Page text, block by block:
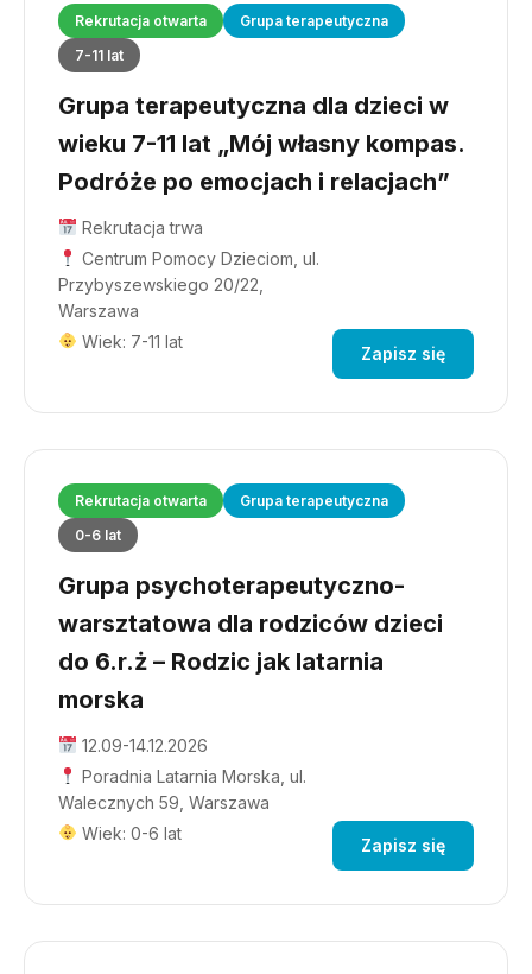
Rekrutacja otwarta
Grupa terapeutyczna
7-11 lat
Grupa terapeutyczna dla dzieci w
wieku 7-11 lat „Mój własny kompas.
Podróże po emocjach i relacjach”
Rekrutacja trwa
Centrum Pomocy Dzieciom, ul.
Przybyszewskiego 20/22,
Warszawa
Wiek: 7-11 lat
Zapisz się
Rekrutacja otwarta
Grupa terapeutyczna
0-6 lat
Grupa psychoterapeutyczno-
warsztatowa dla rodziców dzieci
do 6.r.ż – Rodzic jak latarnia
morska
12.09-14.12.2026
Poradnia Latarnia Morska, ul.
Walecznych 59, Warszawa
Wiek: 0-6 lat
Zapisz się